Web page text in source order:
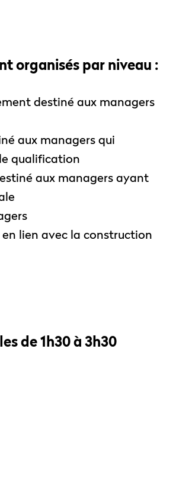
organisés par niveau :
destiné aux managers
aux managers qui
qualification
aux managers ayant
lien avec la construction
de 1h30 à 3h30